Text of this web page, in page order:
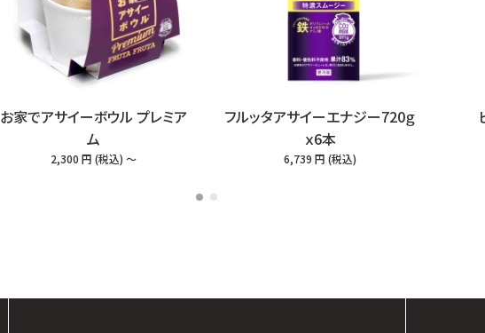
お家でアサイーボウル プレミア
ム
2,300 円 (税込) ～
フルッタアサイーエナジー720ｇ
ｘ6本
6,739 円 (税込)